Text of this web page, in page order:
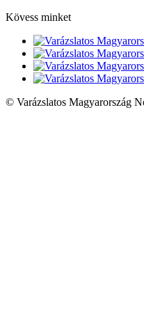
Kövess minket
© Varázslatos Magyarország